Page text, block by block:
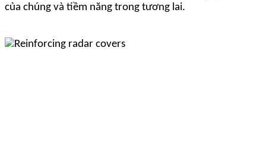
của chúng và tiềm năng trong tương lai.